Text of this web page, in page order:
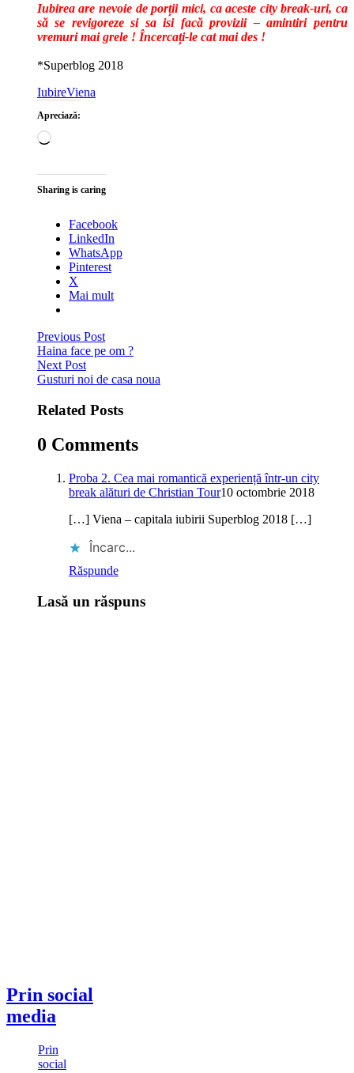
Iubirea are nevoie de porții mici, ca aceste city break-uri, ca
să se revigoreze si sa isi facă provizii – amintiri pentru
vremuri mai grele ! Încercați-le cat mai des !
*Superblog 2018
IubireViena
Apreciază:
Încarc...
Sharing is caring
Facebook
LinkedIn
WhatsApp
Pinterest
X
Mai mult
Post
navigation
Previous Post
Haina face pe om ?
Next Post
Gusturi noi de casa noua
Related Posts
0 Comments
Proba 2. Cea mai romantică experiență într-un city
break alături de Christian Tour10 octombrie 2018
[…] Viena – capitala iubirii Superblog 2018 […]
Încarc...
Răspunde
Lasă un răspuns
Prin social
media
Prin
social